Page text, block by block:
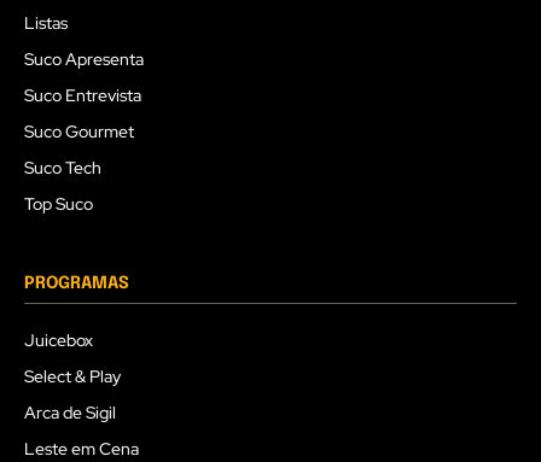
Listas
Suco Apresenta
Suco Entrevista
Suco Gourmet
Suco Tech
Top Suco
PROGRAMAS
Juicebox
Select & Play
Arca de Sigil
Leste em Cena